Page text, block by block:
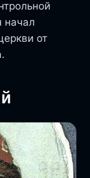
начал
от